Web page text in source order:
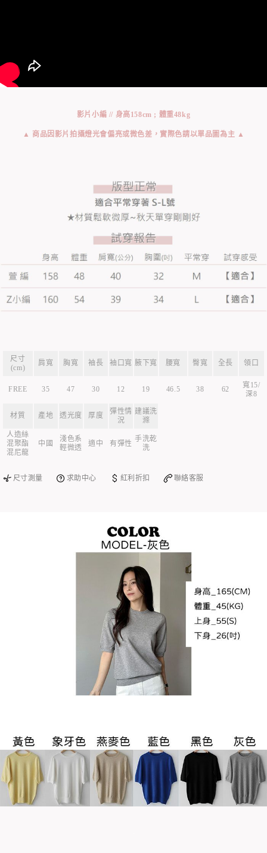
影片小編 // 身高158cm ; 體重48kg
▲ 商品因影片拍攝燈光會偏亮或微色差，實際色請以單品圖為主 ▲
尺寸
(cm)
肩寬 胸寬 袖長 袖口寬 腋下寬 腰寬 臀寬 全長 領口
FREE 35 47 30 12 19 46.5 38 62
寬15/
深8
材質 產地 透光度 厚度
彈性情
況
建議洗
滌
人造絲
混聚酯
混尼龍
中國
淺色系
輕微透
適中 有彈性
手洗乾
洗
尺寸測量 求助中心 紅利折扣 聯絡客服